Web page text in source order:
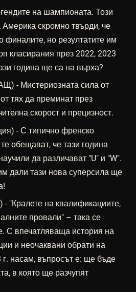
на шампионата. Този
скромно твърди, че
финалите, но резултатите им
класирания през 2022, 2023
година ще са на върха?
- Мистериозната сила от
тях да преминат през
скорост и прецизност.
- С типично френско
обещават, че тази година
да различават "U" и "W".
дали тази нова суперсила ще
"Кралете на квалификациите,
провали" – така се
С впечатляваща история на
и неочаквани обрати на
насам, въпросът е: ще бъде
в която ще разчупят